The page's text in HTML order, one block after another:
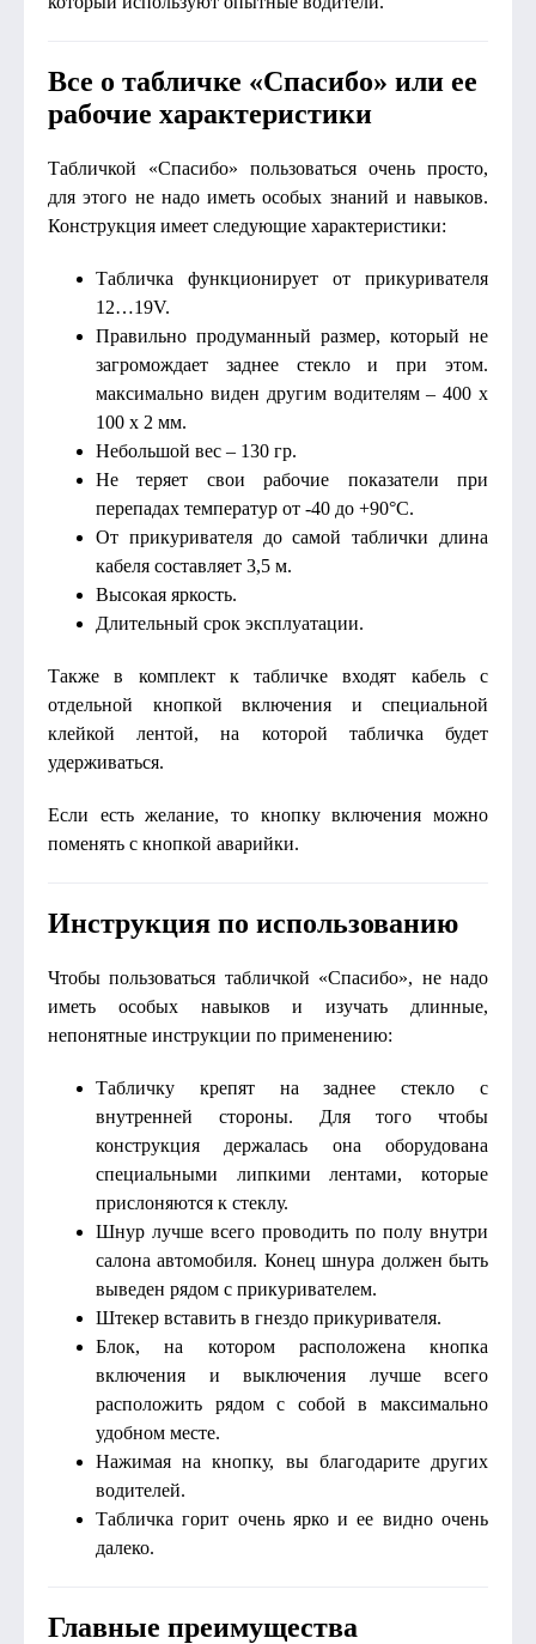
Все о табличке «Спасибо» или ее
рабочие характеристики
Табличкой «Спасибо» пользоваться очень просто,
для этого не надо иметь особых знаний и навыков.
Конструкция имеет следующие характеристики:
Табличка функционирует от прикуривателя
12…19V.
Правильно продуманный размер, который не
загромождает заднее стекло и при этом.
максимально виден другим водителям – 400 х
100 х 2 мм.
Небольшой вес – 130 гр.
Не теряет свои рабочие показатели при
перепадах температур от -40 до +90°С.
От прикуривателя до самой таблички длина
кабеля составляет 3,5 м.
Высокая яркость.
Длительный срок эксплуатации.
Также в комплект к табличке входят кабель с
отдельной кнопкой включения и специальной
клейкой лентой, на которой табличка будет
удерживаться.
Если есть желание, то кнопку включения можно
поменять с кнопкой аварийки.
Инструкция по использованию
Чтобы пользоваться табличкой «Спасибо», не надо
иметь особых навыков и изучать длинные,
непонятные инструкции по применению:
Табличку крепят на заднее стекло с
внутренней стороны. Для того чтобы
конструкция держалась она оборудована
специальными липкими лентами, которые
прислоняются к стеклу.
Шнур лучше всего проводить по полу внутри
салона автомобиля. Конец шнура должен быть
выведен рядом с прикуривателем.
Штекер вставить в гнездо прикуривателя.
Блок, на котором расположена кнопка
включения и выключения лучше всего
расположить рядом с собой в максимально
удобном месте.
Нажимая на кнопку, вы благодарите других
водителей.
Табличка горит очень ярко и ее видно очень
далеко.
Главные преимущества